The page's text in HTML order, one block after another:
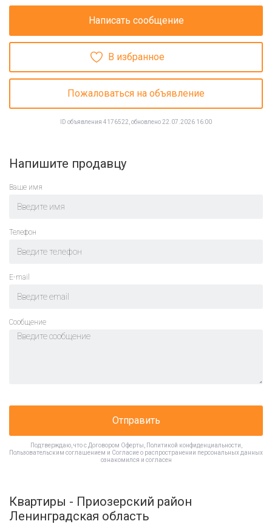
Написать сообщение
В избранное
Пожаловаться на объявление
ID объявления 4176522, обновлено 22.07.2026 16:00
Напишите продавцу
Ваше имя
Телефон
E-mail
Cообщение
Отправить
Подтверждаю, что с Договором Оферты Политикой конфиденциальности
Пользовательским соглашением и Согласие о распространении персональных данных
ознакомился и согласен
Квартиры - Приозерский район
Ленинградская область